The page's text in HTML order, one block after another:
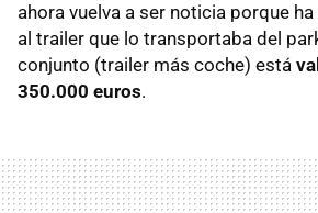
ahora vuelva a ser noticia porque
al trailer que lo transportaba del
conjunto (trailer más coche) está
350.000 euros.